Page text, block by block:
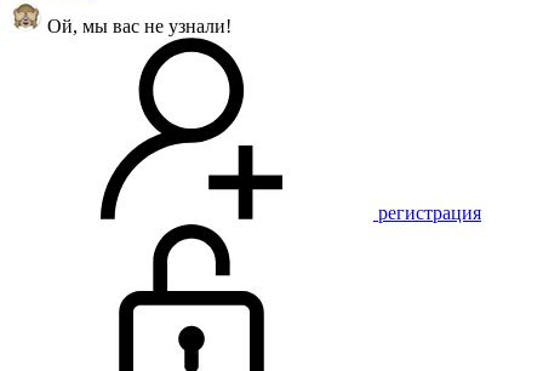
Ой, мы вас не узнали!
регистрация